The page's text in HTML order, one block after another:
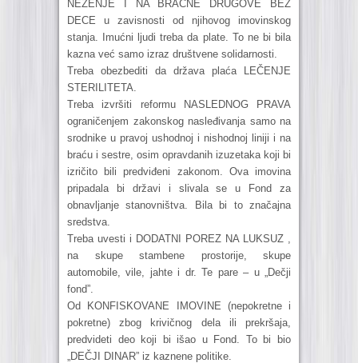
NEŽENJE I NA BRAČNE DRUGOVE BEZ
DECE u zavisnosti od njihovog imovinskog
stanja. Imućni ljudi treba da plate. To ne bi bila
kazna već samo izraz društvene solidarnosti.
Treba obezbediti da država plaća LEČENJE
STERILITETA.
Treba izvršiti reformu NASLEDNOG PRAVA
ograničenjem zakonskog nasleđivanja samo na
srodnike u pravoj ushodnoj i nishodnoj liniji i na
braću i sestre, osim opravdanih izuzetaka koji bi
izričito bili predviđeni zakonom. Ova imovina
pripadala bi državi i slivala se u Fond za
obnavljanje stanovništva. Bila bi to značajna
sredstva.
Treba uvesti i DODATNI POREZ NA LUKSUZ ,
na skupe stambene prostorije, skupe
automobile, vile, jahte i dr. Te pare – u „Dečji
fond”.
Od KONFISKOVANE IMOVINE (nepokretne i
pokretne) zbog krivičnog dela ili prekršaja,
predvideti deo koji bi išao u Fond. To bi bio
„DEČJI DINAR” iz kaznene politike.